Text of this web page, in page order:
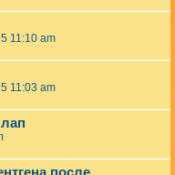
11:10 am
11:03 am